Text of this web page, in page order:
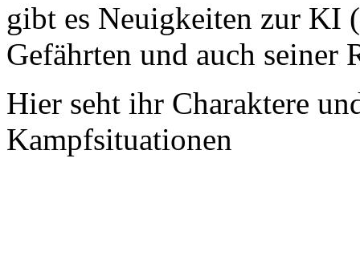
gibt es Neuigkeiten zur KI
Gefährten und auch seiner
Hier seht ihr Charaktere
Kampfsituationen